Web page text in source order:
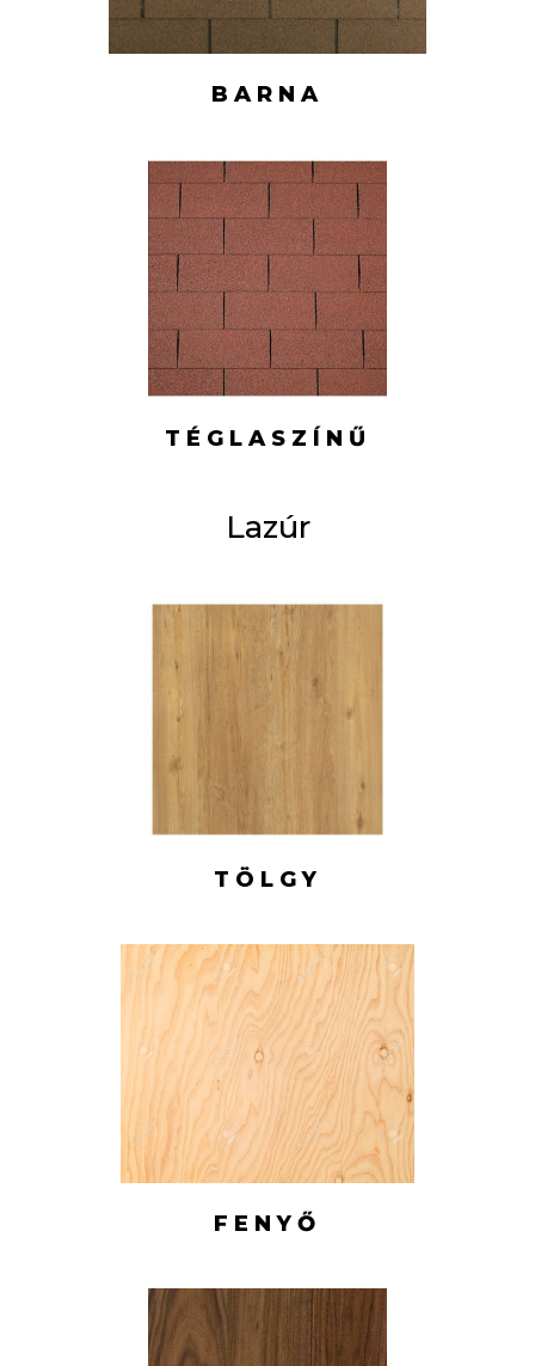
BARNA
TÉGLASZÍNŰ
Lazúr
TÖLGY
FENYŐ